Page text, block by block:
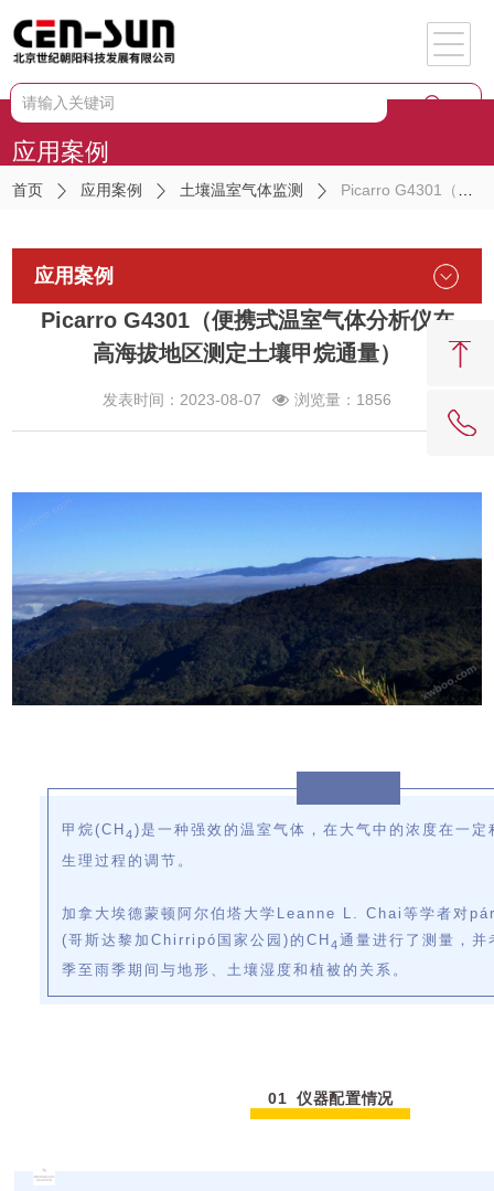
应用案例
首页 应用案例 土壤温室气体监测 Picarro G4301（便携式温室气体分析仪在高海拔地区测定土壤甲烷通量）
应用案例
Picarro G4301（便携式温室气体分析仪在
高海拔地区测定土壤甲烷通量）
发表时间：2023-08-07 浏览量：1856
甲烷(CH 4)是一种强效的温室气体，在大气中的浓度在一
生理过程的调节。
加拿大埃德蒙顿阿尔伯塔大学 Leanne L. Chai等学者对
(哥斯达黎加Chirripó国家公园)的CH 4通量进行了测量，
季至雨季期间与地形、土壤湿度和植被的关系。
01 仪器配置情况
62081909